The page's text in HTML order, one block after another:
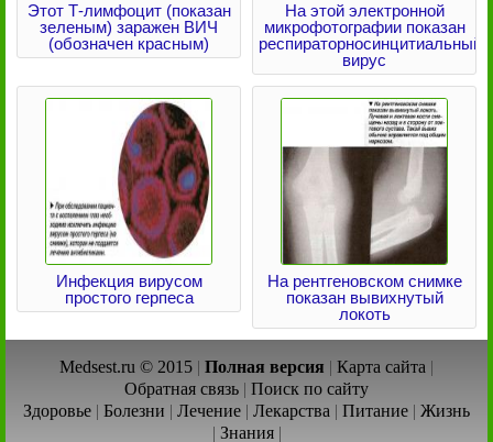
Этот Т-лимфоцит (показан
зеленым) заражен ВИЧ
(обозначен красным)
На этой электронной
микрофотографии показан
респираторносинцитиальный
вирус
Инфекция вирусом
простого герпеса
На рентгеновском снимке
показан вывихнутый
локоть
Medsest.ru © 2015 | Полная версия | Карта сайта |
Обратная связь | Поиск по сайту
Здоровье | Болезни | Лечение | Лекарства | Питание | Жизнь
| Знания|